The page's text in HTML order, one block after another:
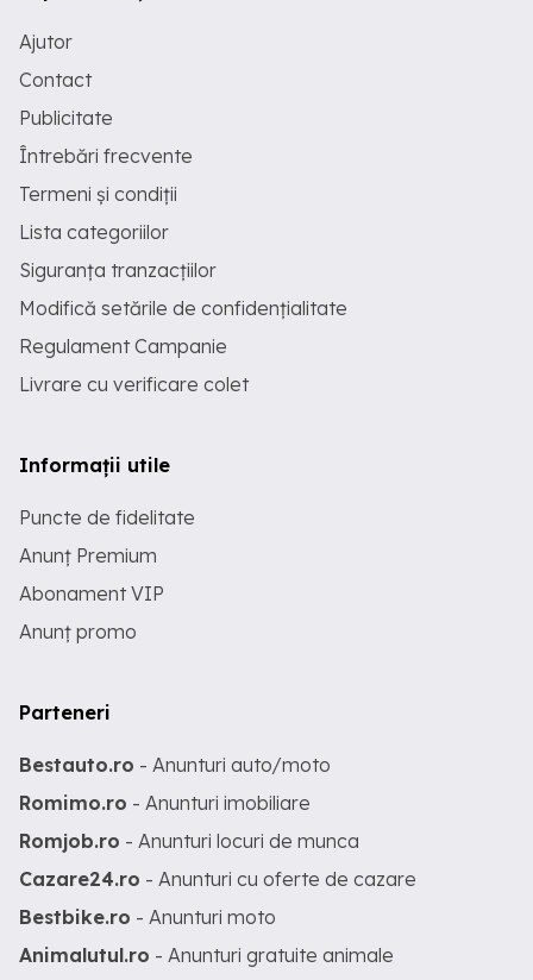
Ajutor
Contact
Publicitate
Întrebări frecvente
Termeni și condiții
Lista categoriilor
Siguranța tranzacțiilor
Modifică setările de confidențialitate
Regulament Campanie
Livrare cu verificare colet
Informații utile
Puncte de fidelitate
Anunț Premium
Abonament VIP
Anunț promo
Parteneri
Bestauto.ro - Anunturi auto/moto
Romimo.ro - Anunturi imobiliare
Romjob.ro - Anunturi locuri de munca
Cazare24.ro - Anunturi cu oferte de cazare
Bestbike.ro - Anunturi moto
Animalutul.ro - Anunturi gratuite animale